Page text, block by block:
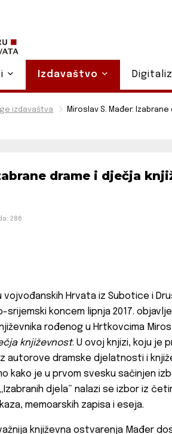
izdavaštva Miroslav S. Mađer:
drame i dječja
286
vojvođanskih Hrvata iz Subotice i
srijemski koncem lipnja 2017.
rođenog u Hrtkovcima
književnost. U ovoj knjizi, koju je
autorove dramske djelatnosti i
kako je u prvom svesku sačinjen
djela“ nalazi se izbor iz
memoarskih zapisa i eseja.
književna ostvarenja Mađer
Izdavaštvo